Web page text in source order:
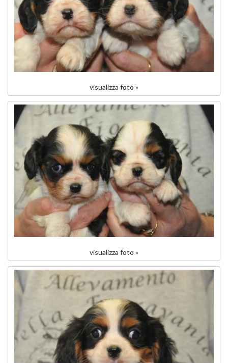
visualizza foto »
visualizza foto »